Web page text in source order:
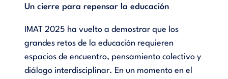
Un cierre para repensar la educación
IMAT 2025 ha vuelto a demostrar que los
grandes retos de la educación requieren
espacios de encuentro, pensamiento colectivo y
diálogo interdisciplinar. En un momento en el